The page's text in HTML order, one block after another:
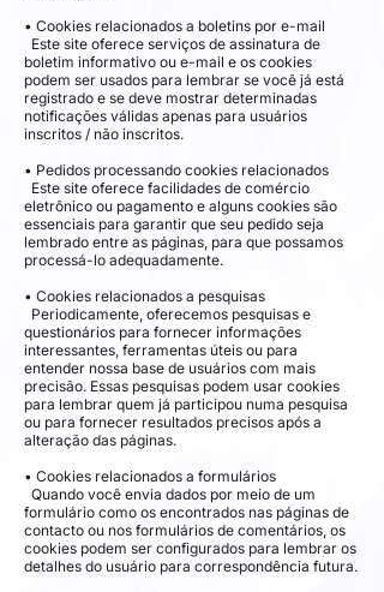
• Cookies relacionados a boletins por e-mail
Este site oferece serviços de assinatura de
boletim informativo ou e-mail e os cookies
podem ser usados ​​para lembrar se você já está
registrado e se deve mostrar determinadas
notificações válidas apenas para usuários
inscritos / não inscritos.
• Pedidos processando cookies relacionados
Este site oferece facilidades de comércio
eletrônico ou pagamento e alguns cookies são
essenciais para garantir que seu pedido seja
lembrado entre as páginas, para que possamos
processá-lo adequadamente.
• Cookies relacionados a pesquisas
Periodicamente, oferecemos pesquisas e
questionários para fornecer informações
interessantes, ferramentas úteis ou para
entender nossa base de usuários com mais
precisão. Essas pesquisas podem usar cookies
para lembrar quem já participou numa pesquisa
ou para fornecer resultados precisos após a
alteração das páginas.
• Cookies relacionados a formulários
Quando você envia dados por meio de um
formulário como os encontrados nas páginas de
contacto ou nos formulários de comentários, os
cookies podem ser configurados para lembrar os
detalhes do usuário para correspondência futura.